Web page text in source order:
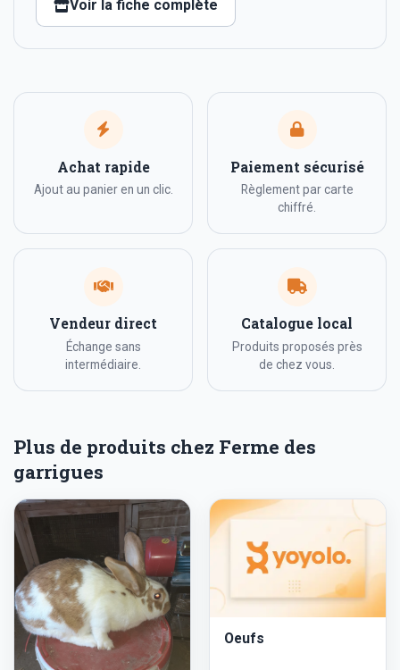
Voir la fiche complète
Achat rapide
Ajout au panier en un clic.
Paiement sécurisé
Règlement par carte
chiffré.
Vendeur direct
Échange sans
intermédiaire.
Catalogue local
Produits proposés près
de chez vous.
Plus de produits chez Ferme des
garrigues
Oeufs